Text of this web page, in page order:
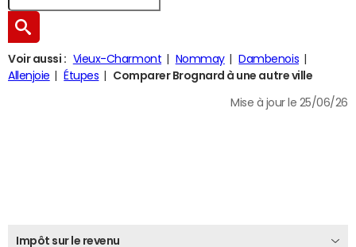
Voir aussi : Vieux-Charmont Nommay
Dambenois
Allenjoie
Étupes Comparer Brognard à une autre ville
Mise à jour le 25/06/26
Impôt sur le revenu